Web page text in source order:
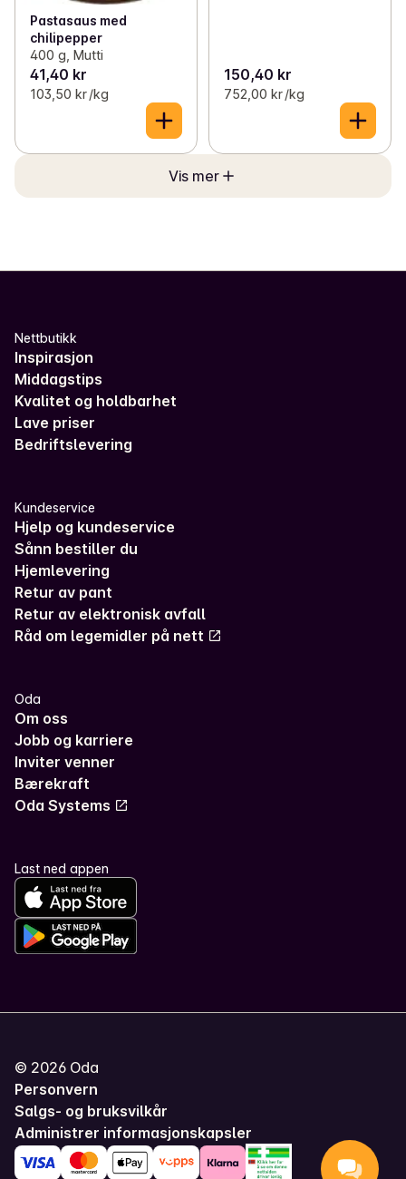
Pastasaus med
chilipepper
400 g, Mutti
41,40 kr
103,50 kr /kg
150,40 kr
752,00 kr /kg
Vis mer
Nettbutikk
Inspirasjon
Middagstips
Kvalitet og holdbarhet
Lave priser
Bedriftslevering
Kundeservice
Hjelp og kundeservice
Sånn bestiller du
Hjemlevering
Retur av pant
Retur av elektronisk avfall
Råd om legemidler på nett
Oda
Om oss
Jobb og karriere
Inviter venner
Bærekraft
Oda Systems
Last ned appen
© 2026 Oda
Personvern
Salgs- og bruksvilkår
Administrer informasjonskapsler